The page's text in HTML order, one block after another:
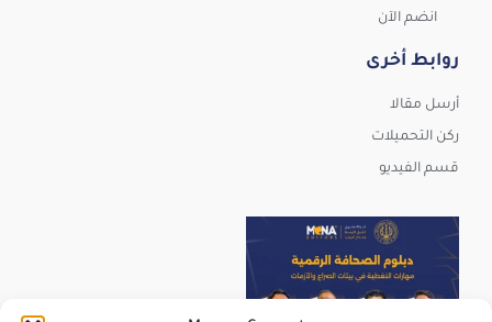
انضم الآن
روابط أخرى
أرسل مقالا
ركن التحميلات
قسم الفيديو